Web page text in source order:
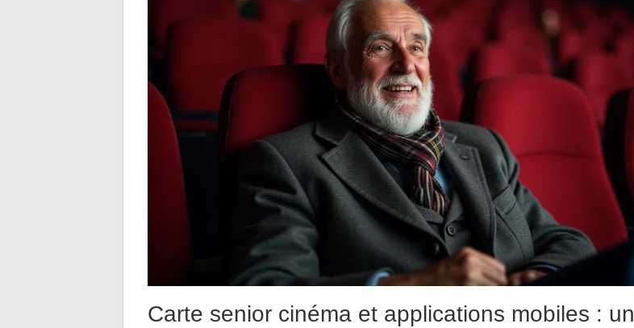
Carte senior cinéma et applications mobiles : un